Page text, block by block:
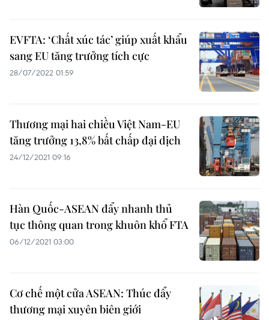
EVFTA: ‘Chất xúc tác’ giúp xuất khẩu
sang EU tăng trưởng tích cực
28/07/2022 01:59
Thương mại hai chiều Việt Nam-EU
tăng trưởng 13,8% bất chấp đại dịch
24/12/2021 09:16
Hàn Quốc-ASEAN đẩy nhanh thủ
tục thông quan trong khuôn khổ FTA
06/12/2021 03:00
Cơ chế một cửa ASEAN: Thúc đẩy
thương mại xuyên biên giới